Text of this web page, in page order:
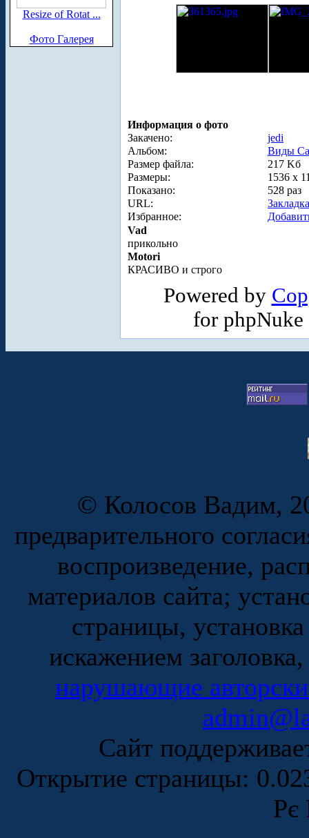
Resize of Rotat ...
Фото Галерея
Информация о фото
Закачено:
jedi
Альбом:
Виды
Размер файла:
217 Kб
Размеры:
1536 x
Показано:
528 раз
URL:
Избранное:
Vad
прикольно
Motori
КРАСИВО и строго
Powered by
for
© Колосов Вадим,
предварительного
воспроизведение,
материалов сайта;
страницы,
искажением
нарушающие
Сайт
Открытие страницы:
Рє